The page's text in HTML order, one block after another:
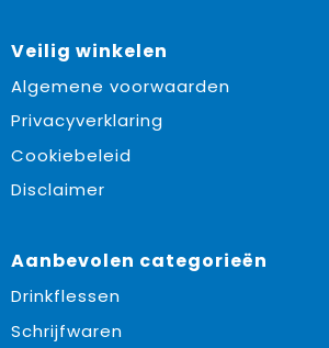
Veilig winkelen
Algemene voorwaarden
Privacyverklaring
Cookiebeleid
Disclaimer
Aanbevolen categorieën
Drinkflessen
Schrijfwaren